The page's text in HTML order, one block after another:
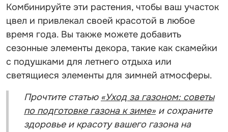
Комбинируйте эти растения, чтобы ваш участок
цвел и привлекал своей красотой в любое
время года. Вы также можете добавить
сезонные элементы декора, такие как скамейки
с подушками для летнего отдыха или
светящиеся элементы для зимней атмосферы.
Прочтите статью «Уход за газоном: советы
по подготовке газона к зиме» и сохраните
здоровье и красоту вашего газона на